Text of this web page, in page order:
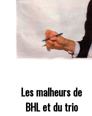
Les malheurs de
BHL et du trio